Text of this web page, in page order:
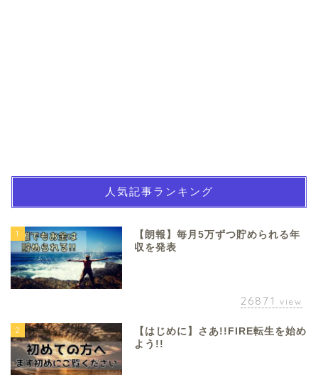
人気記事ランキング
1
【朗報】毎月5万ずつ貯められる年
収を発表
26871 view
2
【はじめに】さあ!!FIRE転生を始め
よう!!